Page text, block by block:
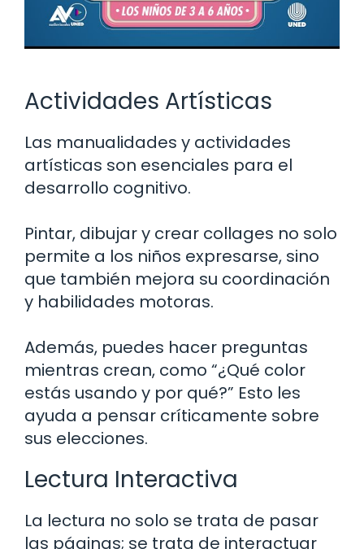
Actividades Artísticas
Las manualidades y actividades
artísticas son esenciales para el
desarrollo cognitivo.
Pintar, dibujar y crear collages no solo
permite a los niños expresarse, sino
que también mejora su coordinación
y habilidades motoras.
Además, puedes hacer preguntas
mientras crean, como “¿Qué color
estás usando y por qué?” Esto les
ayuda a pensar críticamente sobre
sus elecciones.
Lectura Interactiva
La lectura no solo se trata de pasar
las páginas; se trata de interactuar